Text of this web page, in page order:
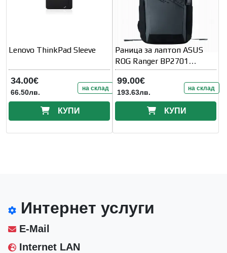
Lenovo ThinkPad Sleeve
34.00€
66.50лв. на склад
КУПИ
Раница за лаптоп ASUS
ROG Ranger BP2701
Cybertext Edition до 17"
99.00€
193.63лв. на склад
КУПИ
Интернет услуги
E-Mail
Internet LAN